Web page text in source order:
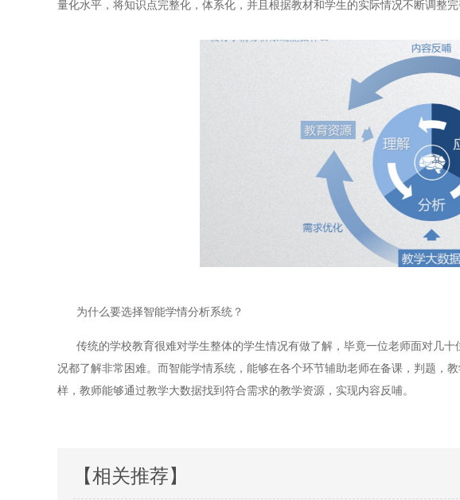
量化水平，将知识点完整化，体系化，并且根据教材和学生的实际情况不断调整完
为什么要选择智能学情分析系统？
传统的学校教育很难对学生整体的学生情况有做了解，毕竟一位老师面对几十
况都了解非常困难。而智能学情系统，能够在各个环节辅助老师在备课，判题，
样，教师能够通过教学大数据找到符合需求的教学资源，实现内容反哺。
【相关推荐】